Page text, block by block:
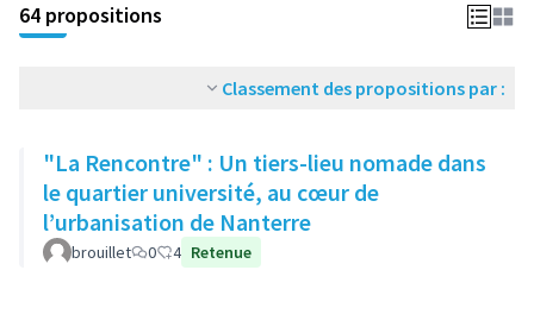
64 propositions
Classement des propositions par :
"La Rencontre" : Un tiers-lieu nomade dans
le quartier université, au cœur de
l’urbanisation de Nanterre
brouillet 0 4 Retenue